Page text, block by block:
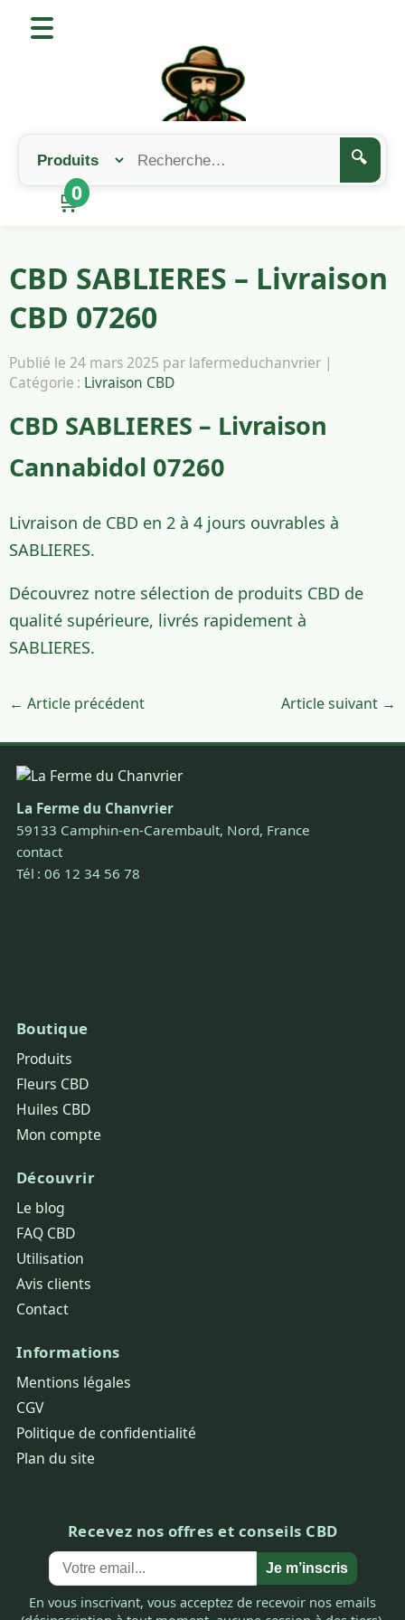
🔍
🛒
0
CBD SABLIERES – Livraison
CBD 07260
Publié le 24 mars 2025 par lafermeduchanvrier |
Catégorie : Livraison CBD
CBD SABLIERES – Livraison
Cannabidol 07260
Livraison de CBD en 2 à 4 jours ouvrables à
SABLIERES.
Découvrez notre sélection de produits CBD de
qualité supérieure, livrés rapidement à
SABLIERES.
← Article précédent Article suivant →
La Ferme du Chanvrier
59133 Camphin-en-Carembault, Nord, France
contact
Tél : 06 12 34 56 78
Boutique
Produits
Fleurs CBD
Huiles CBD
Mon compte
Découvrir
Le blog
FAQ CBD
Utilisation
Avis clients
Contact
Informations
Mentions légales
CGV
Politique de confidentialité
Plan du site
Recevez nos offres et conseils CBD
Je m’inscris
En vous inscrivant, vous acceptez de recevoir nos emails